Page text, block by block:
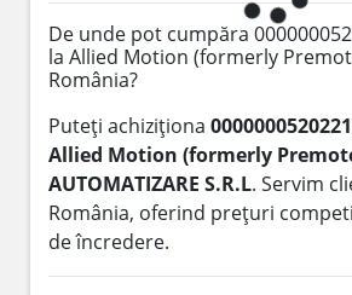
De unde pot cumpăra
la Allied Motion (formerly
România?
Puteți achiziționa
Allied Motion (formerly
AUTOMATIZARE S.R.L. Servim
România, oferind prețuri
de încredere.